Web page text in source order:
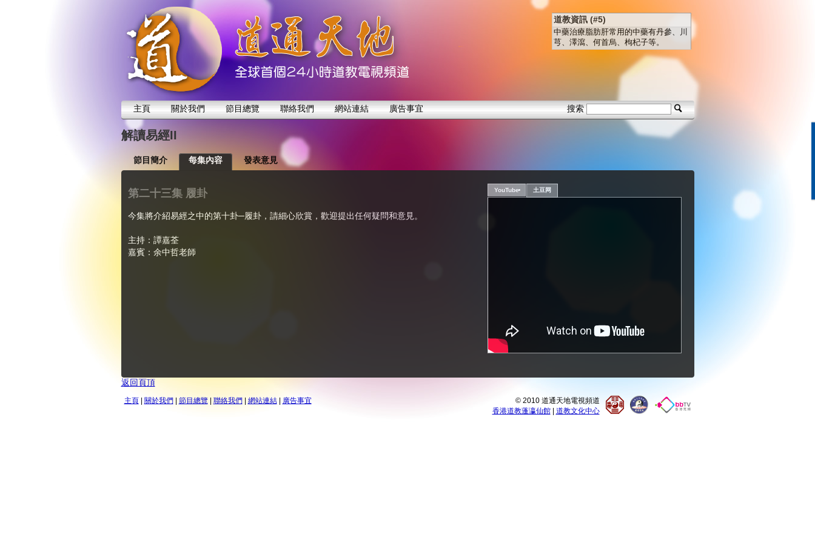
道教資訊 (#5)
中藥治療脂肪肝常用的中藥有丹參、川
芎、澤瀉、何首烏、枸杞子等。
主頁 關於我們 節目總覽 聯絡我們 網站連結 廣告事宜 搜索
解讀易經II
節目簡介 每集內容 發表意見
YouTube 土豆网
第二十三集 履卦
今集將介紹易經之中的第十卦─履卦，請細心欣賞，歡迎提出任何疑問和意見。
主持：譚嘉荃
嘉賓：余中哲老師
返回頁頂
主頁| 關於我們| 節目總覽| 聯絡我們| 網站連結| 廣告事宜
© 2010 道通天地電視頻道
香港道教蓬瀛仙館| 道教文化中心